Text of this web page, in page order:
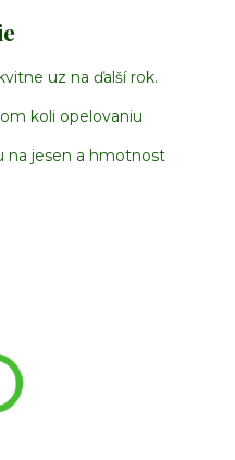
uz na ďalší rok.
koli opelovaniu
na jesen a hmotnost